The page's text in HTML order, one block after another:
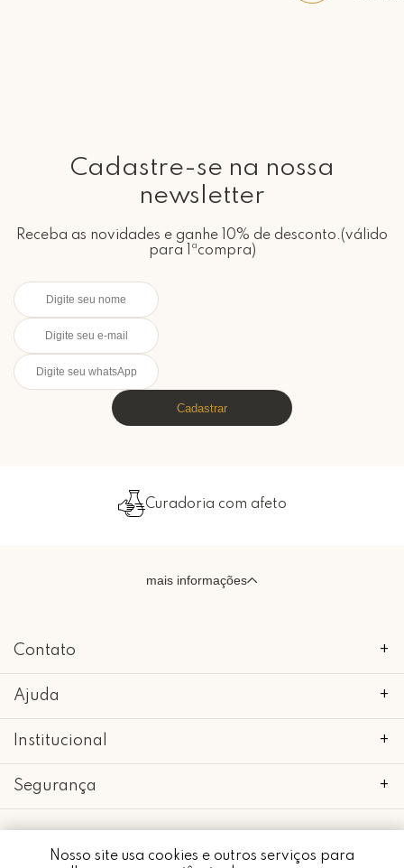
Nosso site usa cookies e outros serviços para
Cadastre-se na nossa
newsletter
Receba as novidades e ganhe 10% de desconto.(válido
para 1ªcompra)
Cadastrar
Whatsapp
mais informações
Contato +
Ajuda +
Institucional +
Segurança +